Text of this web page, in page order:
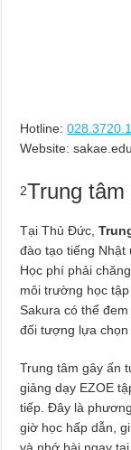
Hotline:
Website:
2Trung
Tại Thủ Đức,
đào tạo tiếng
Học phí phải
môi trường học
Sakura có thể
đối tượng lựa chọn
Trung tâm gây ấn
giảng dạy EZOE
tiếp. Đây là
giờ học hấp dẫn,